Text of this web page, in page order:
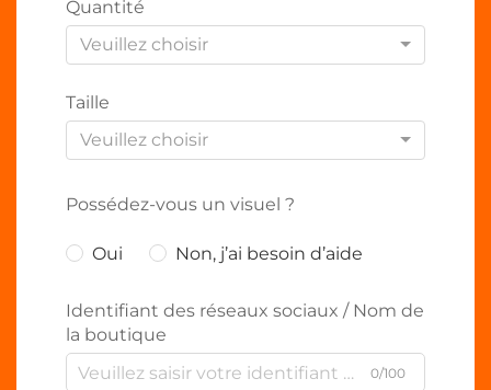
Quantité
Veuillez choisir
Taille
Veuillez choisir
Possédez-vous un visuel ?
Oui Non, j’ai besoin d’aide
Identifiant des réseaux sociaux / Nom de
la boutique
0/100